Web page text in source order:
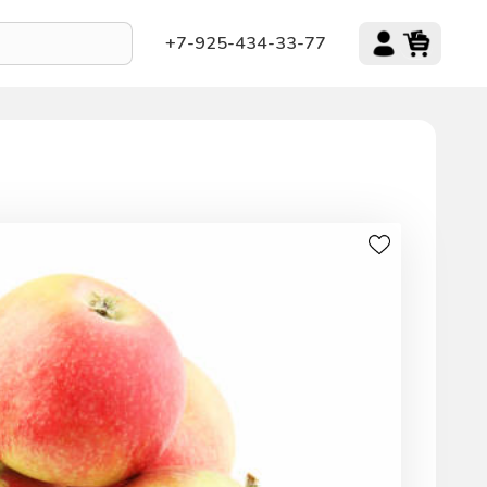
+7-925-434-33-77